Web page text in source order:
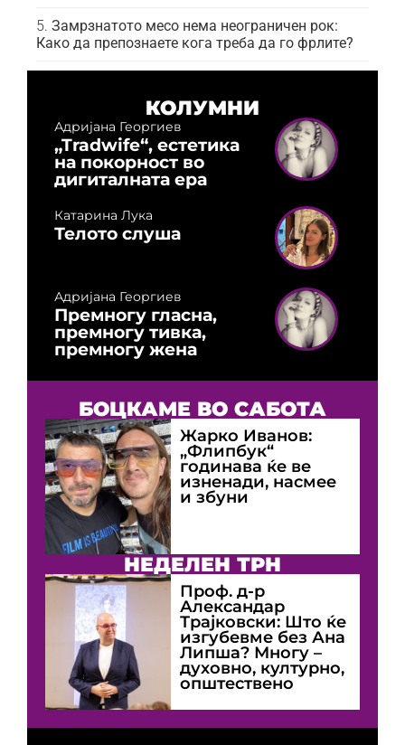
Замрзнатото месо нема неограничен рок:
Како да препознаете кога треба да го фрлите?
КОЛУМНИ
Адријана Георгиев
„Tradwife“, естетика
на покорност во
дигиталната ера
Катарина Лука
Телото слуша
Адријана Георгиев
Премногу гласна,
премногу тивка,
премногу жена
БОЦКАМЕ ВО САБОТА
Жарко Иванов:
„Флипбук“
годинава ќе ве
изненади, насмее
и збуни
НЕДЕЛЕН ТРН
Проф. д-р
Александар
Трајковски: Што ќе
изгубевме без Ана
Липша? Многу –
духовно, културно,
општествено